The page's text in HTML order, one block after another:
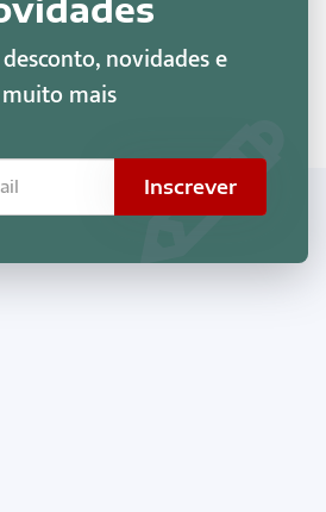
novidades e
muito mais
Inscrever